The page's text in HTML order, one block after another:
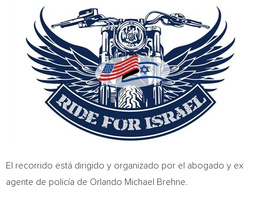
El recorrido está dirigido y organizado por el abogado y ex
agente de policía de Orlando Michael Brehne.